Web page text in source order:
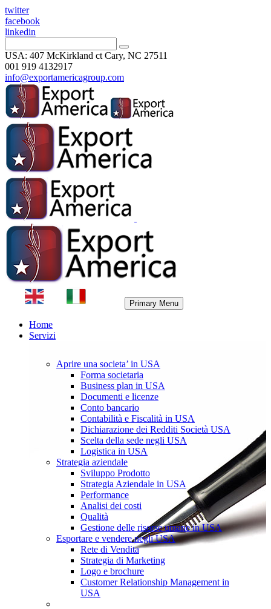
twitter
facebook
linkedin
USA: 407 McKirkland ct Cary, NC 27511
001 919 4132917
info@exportamericagroup.com
Primary Menu
Home
Servizi
Aprire una societa’ in USA
Forma societaria
Business plan in USA
Documenti e licenze
Conto bancario
Contabilità e Fiscalità in USA
Dichiarazione dei Redditi Società USA
Scelta della sede negli USA
Logistica in USA
Strategia aziendale
Sviluppo Prodotto
Strategia Aziendale in USA
Performance
Analisi dei costi
Qualità
Gestione delle risorse umane in USA
Esportare e vendere negli USA
Rete di Vendita
Strategia di Marketing
Logo e brochure
Customer Relationship Management in
USA